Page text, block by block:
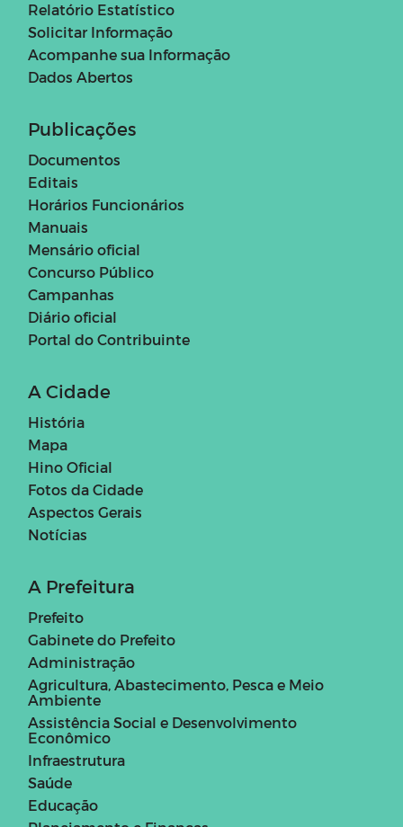
Relatório Estatístico
Solicitar Informação
Acompanhe sua Informação
Dados Abertos
Publicações
Documentos
Editais
Horários Funcionários
Manuais
Mensário oficial
Concurso Público
Campanhas
Diário oficial
Portal do Contribuinte
A Cidade
História
Mapa
Hino Oficial
Fotos da Cidade
Aspectos Gerais
Notícias
A Prefeitura
Prefeito
Gabinete do Prefeito
Administração
Agricultura, Abastecimento, Pesca e Meio
Ambiente
Assistência Social e Desenvolvimento
Econômico
Infraestrutura
Saúde
Educação